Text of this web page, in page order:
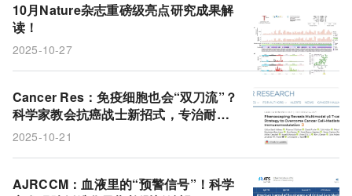
植入式神经刺激系统
脊髓损伤
肺纤维化
记忆
临床试验
γδT免疫细胞
肠癌 耐药性 神经元
10月Nature杂志重磅级亮点研究成果解
读！
2025-10-27
Cancer Res：免疫细胞也会“双刀流”？
科学家教会抗癌战士新招式，专治耐药
肠癌
2025-10-21
AJRCCM：血液里的“预警信号”！科学